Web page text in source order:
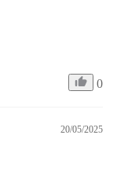
0
20/05/2025